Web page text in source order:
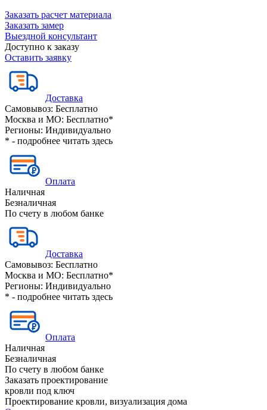
Заказать расчет материала
Заказать замер
Выездной консультант
Доступно к заказу
Оставить заявку
Доставка
Самовывоз: Бесплатно
Москва и МО: Бесплатно*
Регионы: Индивидуально
* - подробнее читать здесь
Оплата
Наличная
Безналичная
По счету в любом банке
Доставка
Самовывоз: Бесплатно
Москва и МО: Бесплатно*
Регионы: Индивидуально
* - подробнее читать здесь
Оплата
Наличная
Безналичная
По счету в любом банке
Заказать проектирование
кровли под ключ
Проектирование кровли, визуализация дома